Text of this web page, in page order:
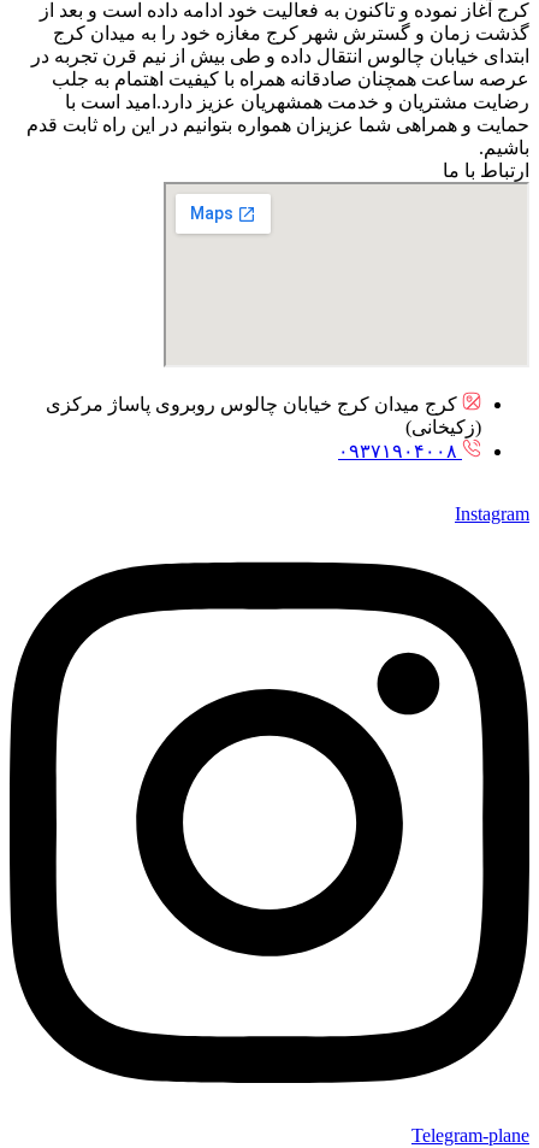
کرج آغاز نموده و تاکنون به فعالیت خود ادامه داده است و بعد از
گذشت زمان و گسترش شهر کرج مغازه خود را به میدان کرج
ابتدای خیابان چالوس انتقال داده و طی بیش از نیم قرن تجربه در
عرصه ساعت همچنان صادقانه همراه با کیفیت اهتمام به جلب
رضایت مشتریان و خدمت همشهریان عزیز دارد.امید است با
حمایت و همراهی شما عزیزان همواره بتوانیم در این راه ثابت قدم
باشیم.
ارتباط با ما
کرج میدان کرج خیابان چالوس روبروی پاساژ مرکزی
(زکیخانی)
۰۹۳۷۱۹۰۴۰۰۸
Instagram
Telegram-plane